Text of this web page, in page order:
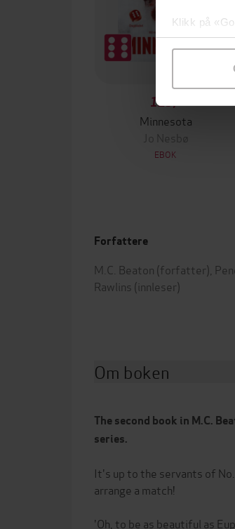
Klikk på
samtykke til
129,-
Minnesota
Jo Nesbø
EBOK
Forfattere
M.C. Beaton (forfatter),
Rawlins (innleser)
Om boken
The second book in M.C.
series.
It's up to the servants of
arrange a match!
'Oh, to be as beautiful as